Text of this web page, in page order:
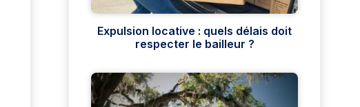
Expulsion locative : quels délais doit
respecter le bailleur ?